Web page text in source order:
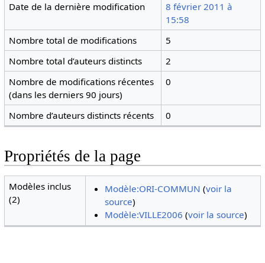
Date de la dernière modification
8 février 2011 à
15:58
Nombre total de modifications
5
Nombre total d’auteurs distincts
2
Nombre de modifications récentes
(dans les derniers 90 jours)
0
Nombre d’auteurs distincts récents 0
Propriétés de la page
Modèles inclus
(2)
Modèle:ORI-COMMUN (voir la
source)
Modèle:VILLE2006 (voir la source)